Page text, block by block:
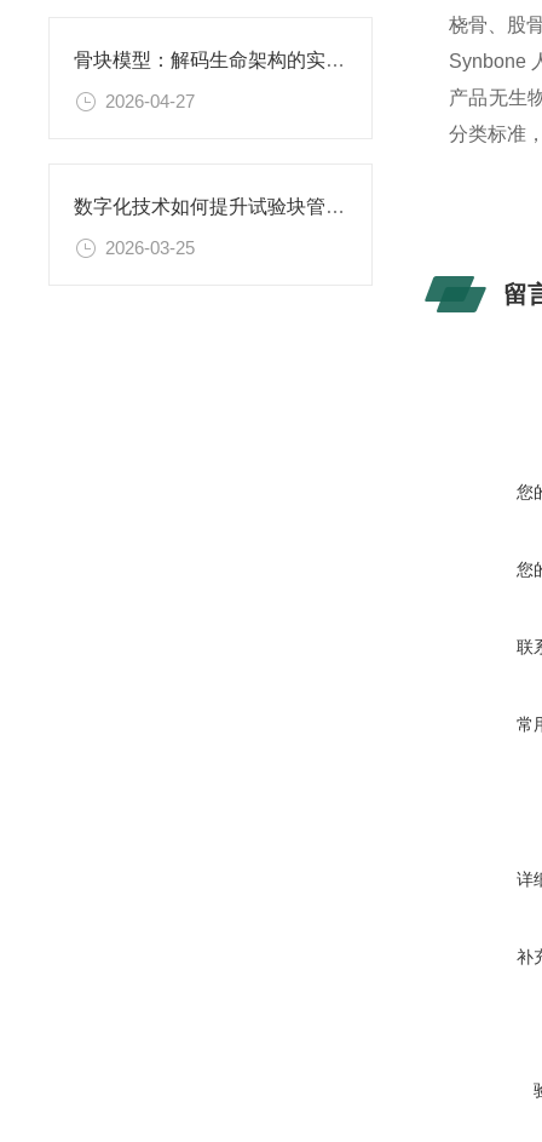
骨块模型：解码生命架构的实体教科书
2026-04-27
数字化技术如何提升试验块管理效率
2026-03-25
桡骨、股
Synbone
产品无生
分类标准
留
您
您
联
常
详
补